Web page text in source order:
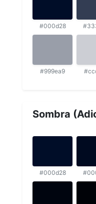
#000d28
#999ea9
Sombra
#000d28